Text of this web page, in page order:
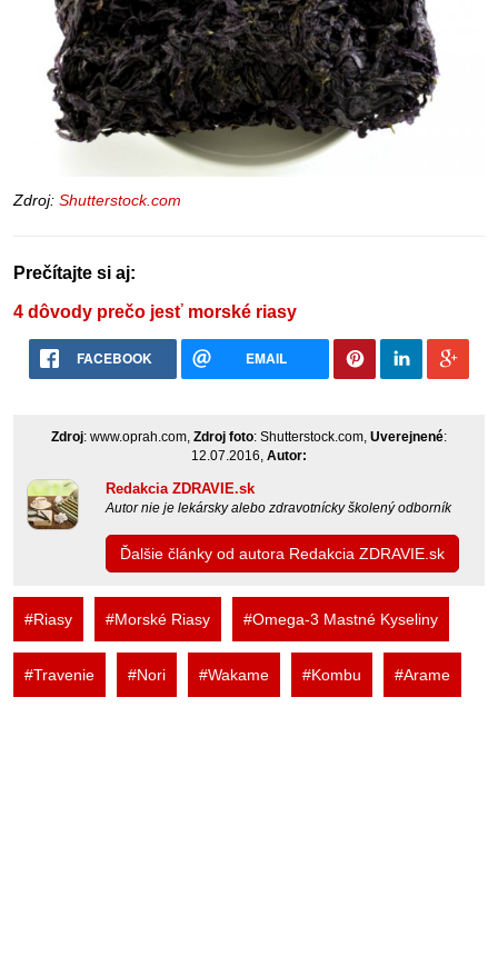
Zdroj: Shutterstock.com
Prečítajte si aj:
4 dôvody prečo jesť morské riasy
FACEBOOK EMAIL
Zdroj: www.oprah.com, Zdroj foto: Shutterstock.com, Uverejnené:
12.07.2016, Autor:
Redakcia ZDRAVIE.sk
Autor nie je lekársky alebo zdravotnícky školený odborník
Ďalšie články od autora Redakcia ZDRAVIE.sk
#Riasy #Morské Riasy #Omega-3 Mastné Kyseliny
#Travenie #Nori #Wakame #Kombu #Arame